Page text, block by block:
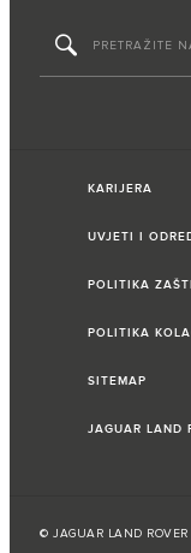
KARIJERA
UVJETI I
POLITIKA
POLITIKA
SITEMAP
JAGUAR LAND
© JAGUAR LAND